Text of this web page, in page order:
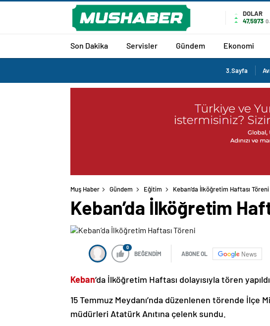
DOLAR
47,5973
Son Dakika Servisler Gündem Ekonomi
3.Sayfa
Muş Haber Gündem Eğitim Keban’da İlköğretim Haftası Töreni
Keban’da İlköğretim
0
BEĞENDİM ABONE OL News
Keban‘da İlköğretim Haftası dolayısıyla tören
15 Temmuz Meydanı’nda düzenlenen törende İlçe
müdürleri Atatürk Anıtına çelenk sundu.